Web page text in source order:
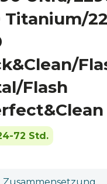
Titanium/
Flash
72 Std.